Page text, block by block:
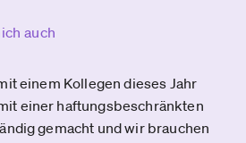
auch
einem Kollegen dieses Jahr
einer haftungsbeschränkten
gemacht und wir brauchen